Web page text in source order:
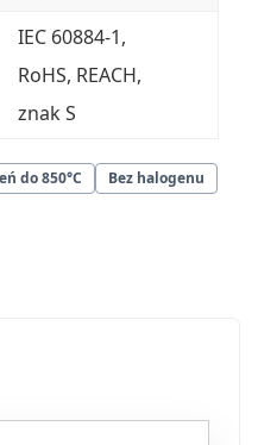
IEC 60884-1,
RoHS, REACH,
znak S
do 850°C
Bez halogenu